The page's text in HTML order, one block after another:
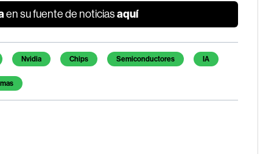
en su fuente de noticiasaquí
Nvidia Chips Semiconductores IA